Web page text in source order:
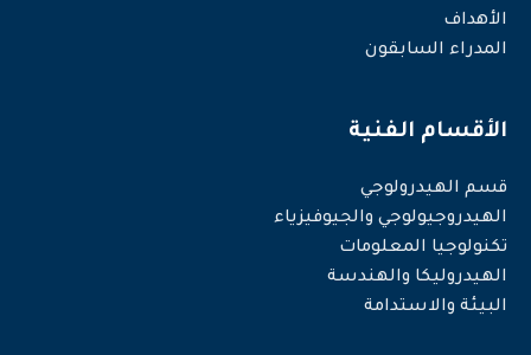
الأهداف
المدراء السابقون
الأقسام الفنية
قسم الهيدرولوجي
الهيدروجيولوجي والجيوفيزياء
تكنولوجيا المعلومات
الهيدروليكا والهندسة
البيئة والاستدامة